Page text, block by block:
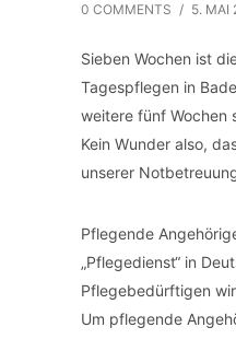
0 COMMENTS / 5. MAI
Sieben Wochen ist
Tagespflegen in
weitere fünf Wochen
Kein Wunder also,
unserer
Pflegende
„Pflegedienst“ in
Pflegebedürftigen
Um pflegende